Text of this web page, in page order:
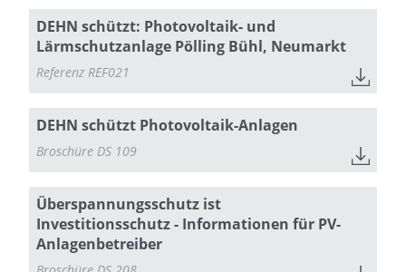
DEHN schützt: Photovoltaik- und
Lärmschutzanlage Pölling Bühl, Neumarkt
Referenz REF021
DEHN schützt Photovoltaik-Anlagen
Broschüre DS 109
Überspannungsschutz ist
Investitionsschutz - Informationen für PV-
Anlagenbetreiber